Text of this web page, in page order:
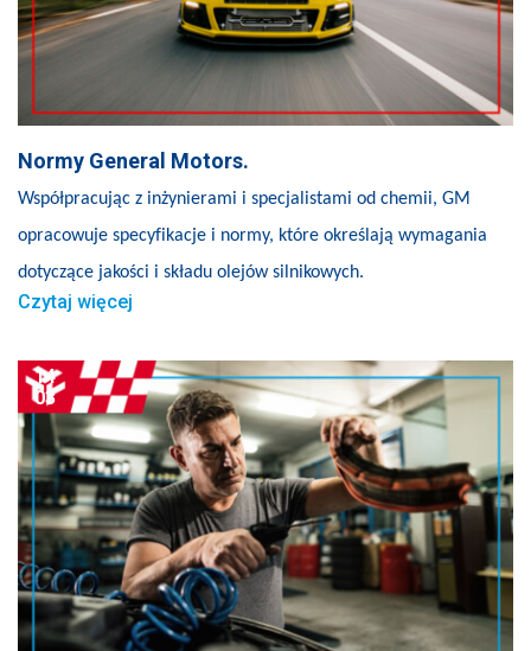
Normy General Motors.
Współpracując z inżynierami i specjalistami od chemii, GM
opracowuje specyfikacje i normy, które określają wymagania
dotyczące jakości i składu olejów silnikowych.
Czytaj więcej
14
03